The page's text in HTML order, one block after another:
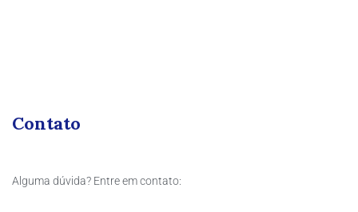
Contato
Alguma dúvida? Entre em contato: